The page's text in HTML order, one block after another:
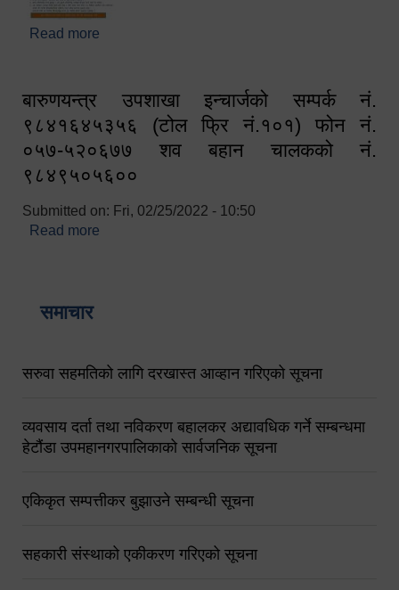
Read more
बारुणयन्त्र उपशाखा इन्चार्जको सम्पर्क नं.
९८४१६४५३५६ (टोल फ्रि नं.१०१) फोन नं.
०५७-५२०६७७ शव बहान चालकको नं.
९८४९५०५६००
Submitted on: Fri, 02/25/2022 - 10:50
Read more
समाचार
सरुवा सहमतिको लागि दरखास्त आव्हान गरिएको सूचना
व्यवसाय दर्ता तथा नविकरण बहालकर अद्यावधिक गर्ने सम्बन्धमा
हेटौंडा उपमहानगरपालिकाको सार्वजनिक सूचना
एकिकृत सम्पत्तीकर बुझाउने सम्बन्धी सूचना
सहकारी संस्थाको एकीकरण गरिएको सूचना